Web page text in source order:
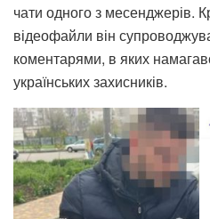
чати одного з месенджерів.
відеофайли він
коментарями, в яких
українських захисників.